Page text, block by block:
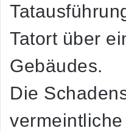
Tatort über
Gebäudes.
Die